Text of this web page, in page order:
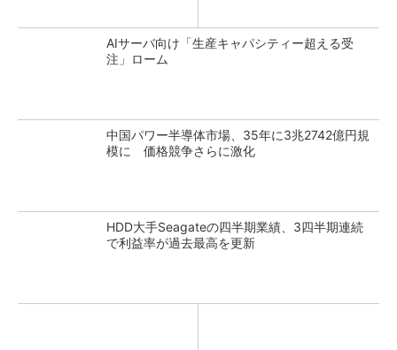
AIサーバ向け「生産キャパシティー超える受
注」ローム
中国パワー半導体市場、35年に3兆2742億円規
模に 価格競争さらに激化
HDD大手Seagateの四半期業績、3四半期連続
で利益率が過去最高を更新